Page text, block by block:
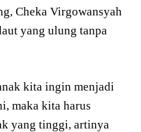
Cheka Virgowansyah
yang ulung tanpa
kita ingin menjadi
maka kita harus
yang tinggi, artinya